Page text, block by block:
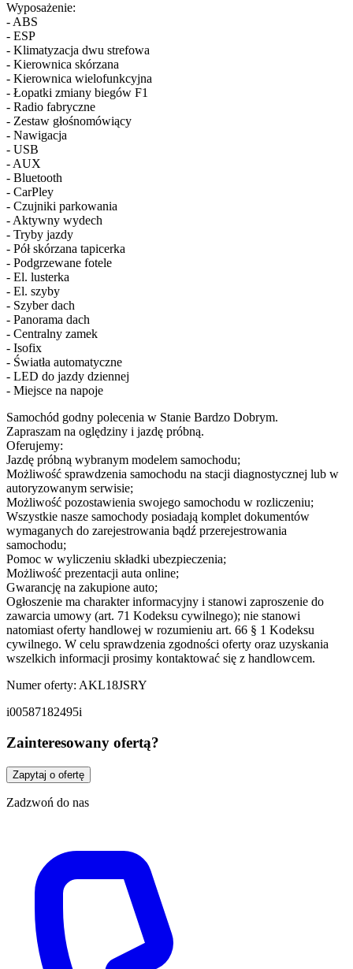
Wyposażenie:
- ABS
- ESP
- Klimatyzacja dwu strefowa
- Kierownica skórzana
- Kierownica wielofunkcyjna
- Łopatki zmiany biegów F1
- Radio fabryczne
- Zestaw głośnomówiący
- Nawigacja
- USB
- AUX
- Bluetooth
- CarPley
- Czujniki parkowania
- Aktywny wydech
- Tryby jazdy
- Pół skórzana tapicerka
- Podgrzewane fotele
- El. lusterka
- El. szyby
- Szyber dach
- Panorama dach
- Centralny zamek
- Isofix
- Światła automatyczne
- LED do jazdy dziennej
- Miejsce na napoje
Samochód godny polecenia w Stanie Bardzo Dobrym.
Zapraszam na oględziny i jazdę próbną.
Oferujemy:
Jazdę próbną wybranym modelem samochodu;
Możliwość sprawdzenia samochodu na stacji diagnostycznej lub w
autoryzowanym serwisie;
Możliwość pozostawienia swojego samochodu w rozliczeniu;
Wszystkie nasze samochody posiadają komplet dokumentów
wymaganych do zarejestrowania bądź przerejestrowania
samochodu;
Pomoc w wyliczeniu składki ubezpieczenia;
Możliwość prezentacji auta online;
Gwarancję na zakupione auto;
Ogłoszenie ma charakter informacyjny i stanowi zaproszenie do
zawarcia umowy (art. 71 Kodeksu cywilnego); nie stanowi
natomiast oferty handlowej w rozumieniu art. 66 § 1 Kodeksu
cywilnego. W celu sprawdzenia zgodności oferty oraz uzyskania
wszelkich informacji prosimy kontaktować się z handlowcem.
Numer oferty: AKL18JSRY
i00587182495i
Zainteresowany ofertą?
Zapytaj o ofertę
Zadzwoń do nas